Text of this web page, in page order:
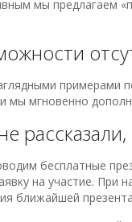
мы предлагаем
примерами
и мы мгновенно
бесплатные
на участие. При
ближайшей